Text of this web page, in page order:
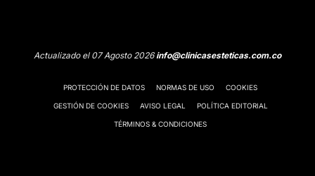
Actualizado el 07 Agosto 2026info@clinicasesteticas.com.co
PROTECCIÓN DE DATOS NORMAS DE USO COOKIES
GESTIÓN DE COOKIES AVISO LEGAL POLÍTICA EDITORIAL
TÉRMINOS & CONDICIONES